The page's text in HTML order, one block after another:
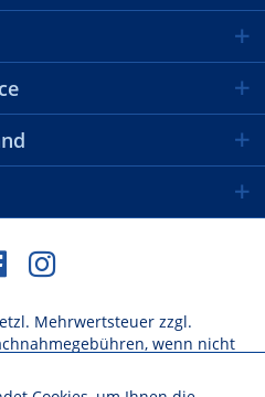
Mehrwertsteuer zzgl.
wenn nicht